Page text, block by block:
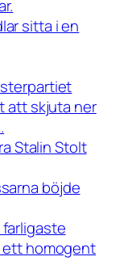
sitta i en
att skjuta ner
Stalin Stolt
böjde
farligaste
ett homogent